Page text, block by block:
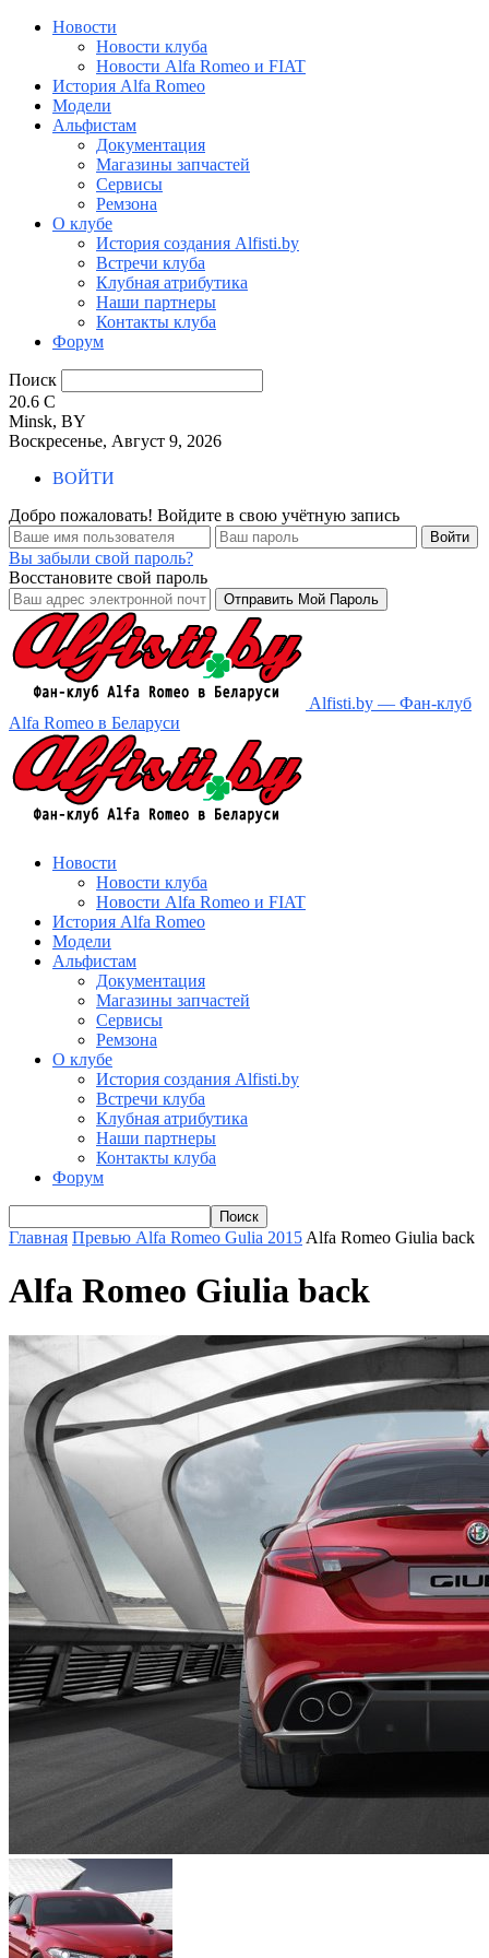
Новости
Новости клуба
Новости Alfa Romeo и FIAT
История Alfa Romeo
Модели
Альфистам
Документация
Магазины запчастей
Сервисы
Ремзона
О клубе
История создания Alfisti.by
Встречи клуба
Клубная атрибутика
Наши партнеры
Контакты клуба
Форум
Поиск
20.6 C
Minsk, BY
Воскресенье, Август 9, 2026
ВОЙТИ
Добро пожаловать! Войдите в свою учётную запись
Вы забыли свой пароль?
Восстановите свой пароль
Alfisti.by — Фан-клуб
Alfa Romeo в Беларуси
Новости
Новости клуба
Новости Alfa Romeo и FIAT
История Alfa Romeo
Модели
Альфистам
Документация
Магазины запчастей
Сервисы
Ремзона
О клубе
История создания Alfisti.by
Встречи клуба
Клубная атрибутика
Наши партнеры
Контакты клуба
Форум
Главная Превью Alfa Romeo Gulia 2015 Alfa Romeo Giulia back
Alfa Romeo Giulia back